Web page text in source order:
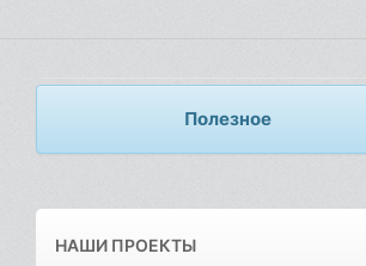
Полезное
НАШИ ПРОЕКТЫ